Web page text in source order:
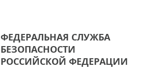
ФЕДЕРАЛЬНАЯ СЛУЖБА
БЕЗОПАСНОСТИ
РОССИЙСКОЙ ФЕДЕРАЦИИ